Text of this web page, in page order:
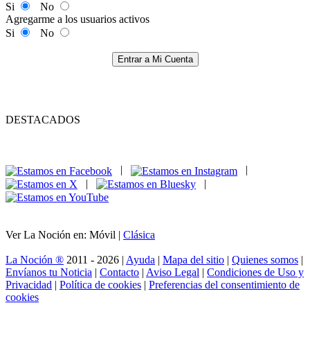
Si
No
Agregarme a los usuarios activos
Si
No
Entrar a Mi Cuenta
DESTACADOS
|
|
Ver La Noción en: Móvil | Clásica
La Noción ® 2011 - 2026 | Ayuda | Mapa del sitio | Quienes somos |
Envíanos tu Noticia | Contacto | Aviso Legal | Condiciones de Uso y
Privacidad | Política de cookies | Preferencias del consentimiento de
cookies